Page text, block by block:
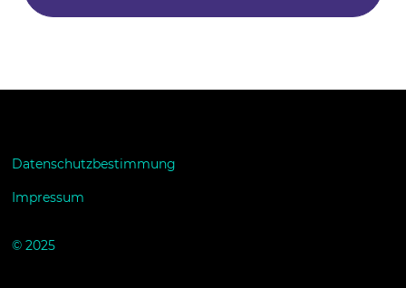
© 2025
Datenschutzbestimmung
Impressum